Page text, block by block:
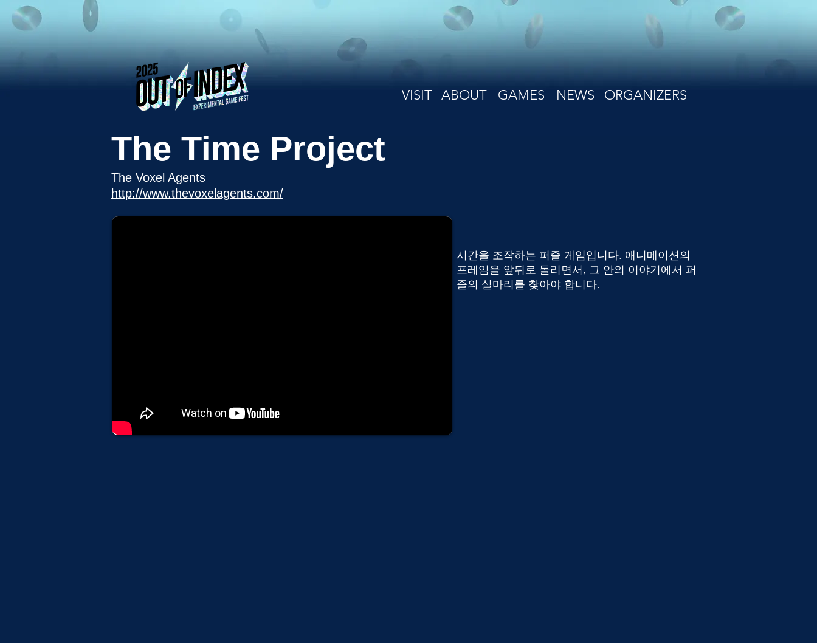
VISIT ABOUT GAMES NEWS ORGANIZERS
The Time Project
The Voxel Agents
http://www.thevoxelagents.com/
시간을 조작하는 퍼즐 게임입니다. 애니메이션의
프레임을 앞뒤로 돌리면서, 그 안의 이야기에서 퍼
즐의 실마리를 찾아야 합니다.